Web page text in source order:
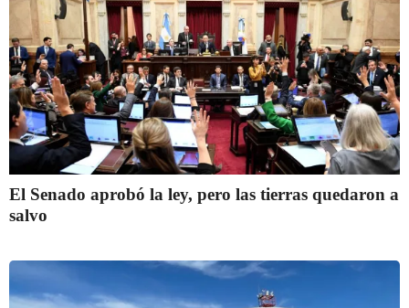
El Senado aprobó la ley, pero las tierras quedaron a
salvo